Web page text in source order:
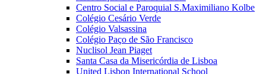
Centro Social e Paroquial S.Maximiliano Kolbe
Colégio Cesário Verde
Colégio Valsassina
Colégio Paço de São Francisco
Nuclisol Jean Piaget
Santa Casa da Misericórdia de Lisboa
United Lisbon International School